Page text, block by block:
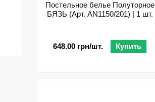
Постельное белье Полуторное
БЯЗЬ (Арт. AN1150/201) | 1 шт.
648.00 грн/шт. Купить